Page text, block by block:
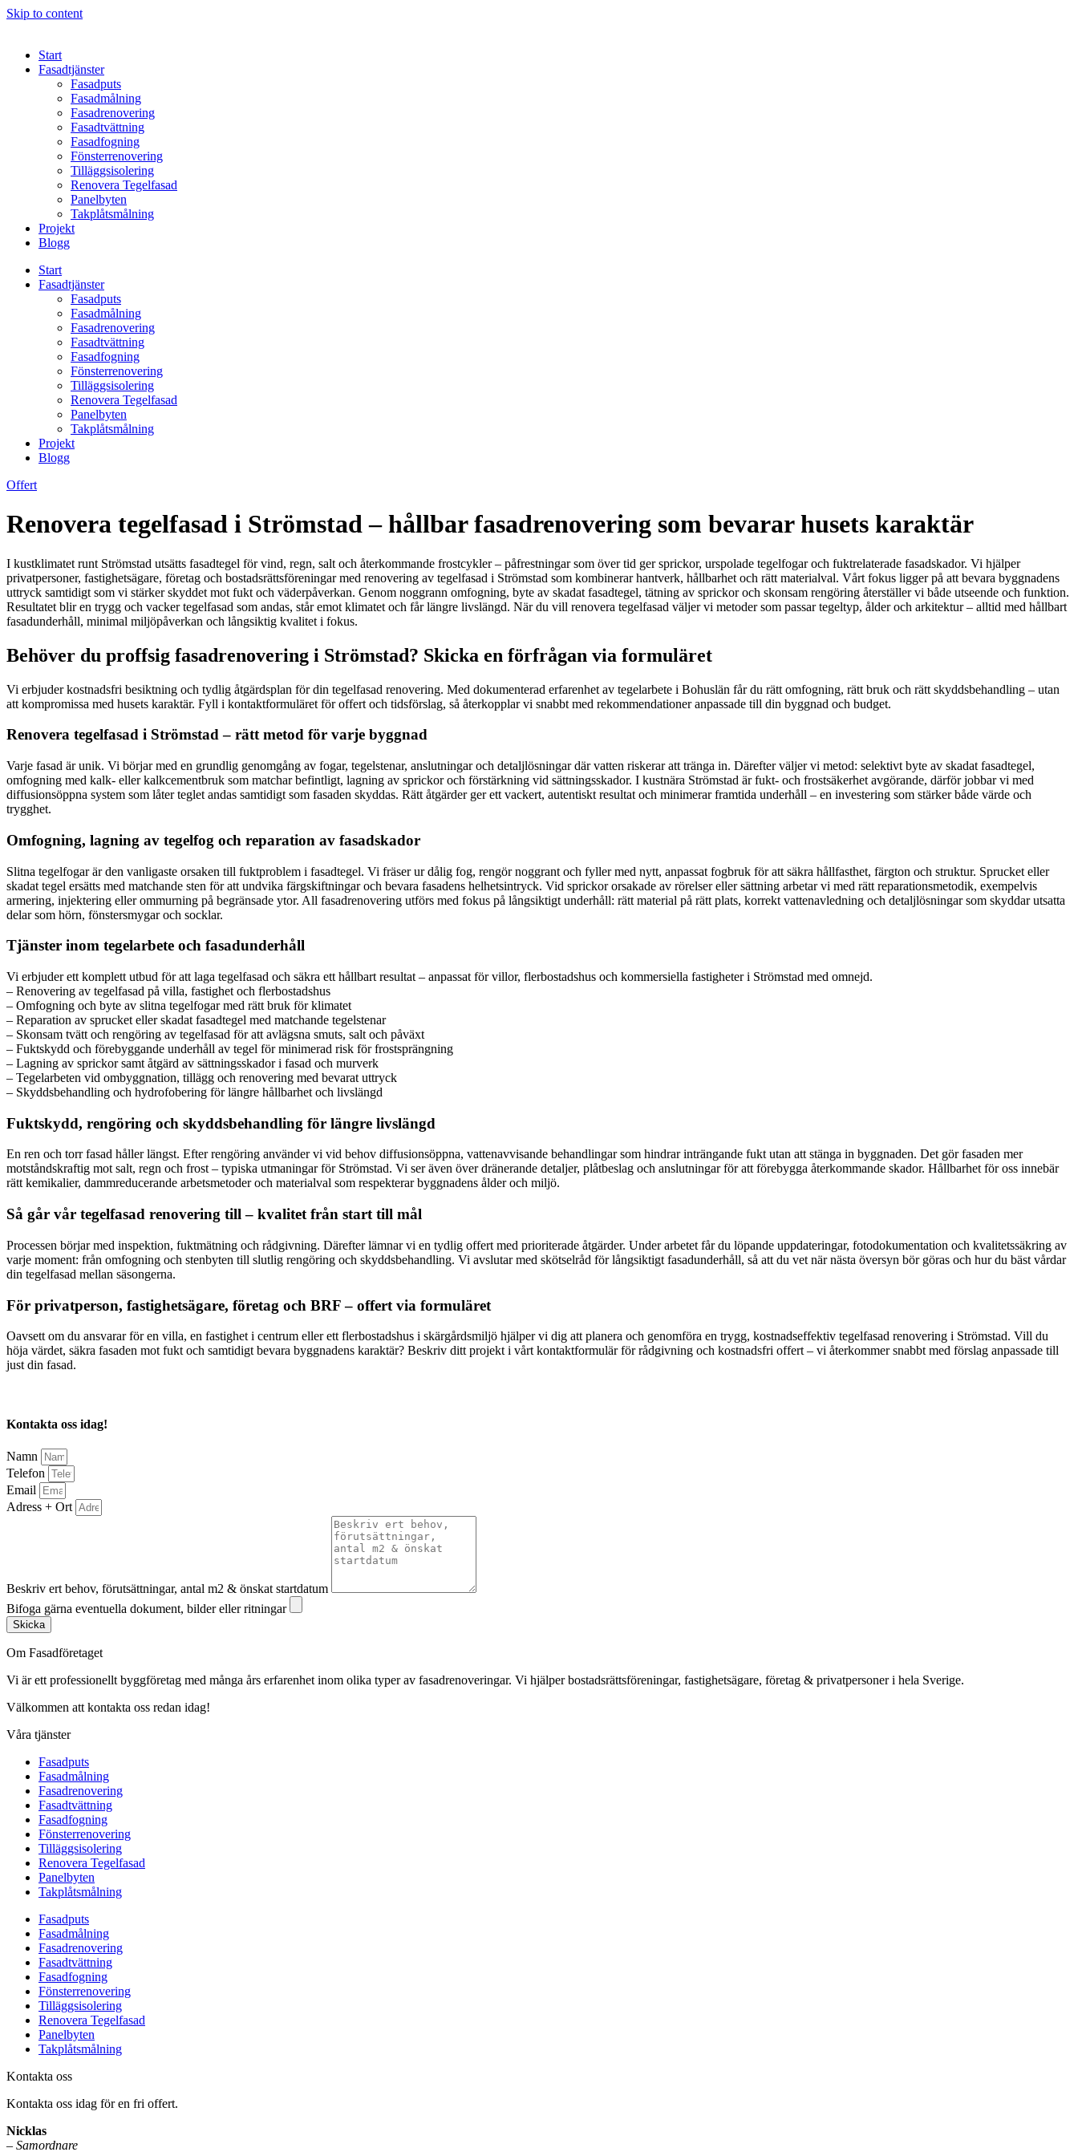
Skip to content
Start
Fasadtjänster
Fasadputs
Fasadmålning
Fasadrenovering
Fasadtvättning
Fasadfogning
Fönsterrenovering
Tilläggsisolering
Renovera Tegelfasad
Panelbyten
Takplåtsmålning
Projekt
Blogg
Start
Fasadtjänster
Fasadputs
Fasadmålning
Fasadrenovering
Fasadtvättning
Fasadfogning
Fönsterrenovering
Tilläggsisolering
Renovera Tegelfasad
Panelbyten
Takplåtsmålning
Projekt
Blogg
Offert
Renovera tegelfasad i Strömstad – hållbar fasadrenovering som bevarar husets karaktär
I kustklimatet runt Strömstad utsätts fasadtegel för vind, regn, salt och återkommande frostcykler – påfrestningar som över tid ger sprickor, urspolade tegelfogar och fuktrelaterade fasadskador. Vi hjälper
privatpersoner, fastighetsägare, företag och bostadsrättsföreningar med renovering av tegelfasad i Strömstad som kombinerar hantverk, hållbarhet och rätt materialval. Vårt fokus ligger på att bevara byggnadens
uttryck samtidigt som vi stärker skyddet mot fukt och väderpåverkan. Genom noggrann omfogning, byte av skadat fasadtegel, tätning av sprickor och skonsam rengöring återställer vi både utseende och funktion.
Resultatet blir en trygg och vacker tegelfasad som andas, står emot klimatet och får längre livslängd. När du vill renovera tegelfasad väljer vi metoder som passar tegeltyp, ålder och arkitektur – alltid med hållbart
fasadunderhåll, minimal miljöpåverkan och långsiktig kvalitet i fokus.
Behöver du proffsig fasadrenovering i Strömstad? Skicka en förfrågan via formuläret
Vi erbjuder kostnadsfri besiktning och tydlig åtgärdsplan för din tegelfasad renovering. Med dokumenterad erfarenhet av tegelarbete i Bohuslän får du rätt omfogning, rätt bruk och rätt skyddsbehandling – utan
att kompromissa med husets karaktär. Fyll i kontaktformuläret för offert och tidsförslag, så återkopplar vi snabbt med rekommendationer anpassade till din byggnad och budget.
Renovera tegelfasad i Strömstad – rätt metod för varje byggnad
Varje fasad är unik. Vi börjar med en grundlig genomgång av fogar, tegelstenar, anslutningar och detaljlösningar där vatten riskerar att tränga in. Därefter väljer vi metod: selektivt byte av skadat fasadtegel,
omfogning med kalk- eller kalkcementbruk som matchar befintligt, lagning av sprickor och förstärkning vid sättningsskador. I kustnära Strömstad är fukt- och frostsäkerhet avgörande, därför jobbar vi med
diffusionsöppna system som låter teglet andas samtidigt som fasaden skyddas. Rätt åtgärder ger ett vackert, autentiskt resultat och minimerar framtida underhåll – en investering som stärker både värde och
trygghet.
Omfogning, lagning av tegelfog och reparation av fasadskador
Slitna tegelfogar är den vanligaste orsaken till fuktproblem i fasadtegel. Vi fräser ur dålig fog, rengör noggrant och fyller med nytt, anpassat fogbruk för att säkra hållfasthet, färgton och struktur. Sprucket eller
skadat tegel ersätts med matchande sten för att undvika färgskiftningar och bevara fasadens helhetsintryck. Vid sprickor orsakade av rörelser eller sättning arbetar vi med rätt reparationsmetodik, exempelvis
armering, injektering eller ommurning på begränsade ytor. All fasadrenovering utförs med fokus på långsiktigt underhåll: rätt material på rätt plats, korrekt vattenavledning och detaljlösningar som skyddar utsatta
delar som hörn, fönstersmygar och socklar.
Tjänster inom tegelarbete och fasadunderhåll
Vi erbjuder ett komplett utbud för att laga tegelfasad och säkra ett hållbart resultat – anpassat för villor, flerbostadshus och kommersiella fastigheter i Strömstad med omnejd.
– Renovering av tegelfasad på villa, fastighet och flerbostadshus
– Omfogning och byte av slitna tegelfogar med rätt bruk för klimatet
– Reparation av sprucket eller skadat fasadtegel med matchande tegelstenar
– Skonsam tvätt och rengöring av tegelfasad för att avlägsna smuts, salt och påväxt
– Fuktskydd och förebyggande underhåll av tegel för minimerad risk för frostsprängning
– Lagning av sprickor samt åtgärd av sättningsskador i fasad och murverk
– Tegelarbeten vid ombyggnation, tillägg och renovering med bevarat uttryck
– Skyddsbehandling och hydrofobering för längre hållbarhet och livslängd
Fuktskydd, rengöring och skyddsbehandling för längre livslängd
En ren och torr fasad håller längst. Efter rengöring använder vi vid behov diffusionsöppna, vattenavvisande behandlingar som hindrar inträngande fukt utan att stänga in byggnaden. Det gör fasaden mer
motståndskraftig mot salt, regn och frost – typiska utmaningar för Strömstad. Vi ser även över dränerande detaljer, plåtbeslag och anslutningar för att förebygga återkommande skador. Hållbarhet för oss innebär
rätt kemikalier, dammreducerande arbetsmetoder och materialval som respekterar byggnadens ålder och miljö.
Så går vår tegelfasad renovering till – kvalitet från start till mål
Processen börjar med inspektion, fuktmätning och rådgivning. Därefter lämnar vi en tydlig offert med prioriterade åtgärder. Under arbetet får du löpande uppdateringar, fotodokumentation och kvalitetssäkring av
varje moment: från omfogning och stenbyten till slutlig rengöring och skyddsbehandling. Vi avslutar med skötselråd för långsiktigt fasadunderhåll, så att du vet när nästa översyn bör göras och hur du bäst vårdar
din tegelfasad mellan säsongerna.
För privatperson, fastighetsägare, företag och BRF – offert via formuläret
Oavsett om du ansvarar för en villa, en fastighet i centrum eller ett flerbostadshus i skärgårdsmiljö hjälper vi dig att planera och genomföra en trygg, kostnadseffektiv tegelfasad renovering i Strömstad. Vill du
höja värdet, säkra fasaden mot fukt och samtidigt bevara byggnadens karaktär? Beskriv ditt projekt i vårt kontaktformulär för rådgivning och kostnadsfri offert – vi återkommer snabbt med förslag anpassade till
just din fasad.
Kontakta oss idag!
Namn
Telefon
Email
Adress + Ort
Beskriv ert behov, förutsättningar, antal m2 & önskat startdatum
Bifoga gärna eventuella dokument, bilder eller ritningar
Skicka
Om Fasadföretaget
Vi är ett professionellt byggföretag med många års erfarenhet inom olika typer av fasadrenoveringar. Vi hjälper bostadsrättsföreningar, fastighetsägare, företag & privatpersoner i hela Sverige.
Välkommen att kontakta oss redan idag!
Våra tjänster
Fasadputs
Fasadmålning
Fasadrenovering
Fasadtvättning
Fasadfogning
Fönsterrenovering
Tilläggsisolering
Renovera Tegelfasad
Panelbyten
Takplåtsmålning
Fasadputs
Fasadmålning
Fasadrenovering
Fasadtvättning
Fasadfogning
Fönsterrenovering
Tilläggsisolering
Renovera Tegelfasad
Panelbyten
Takplåtsmålning
Kontakta oss
Kontakta oss idag för en fri offert.
Nicklas
– Samordnare